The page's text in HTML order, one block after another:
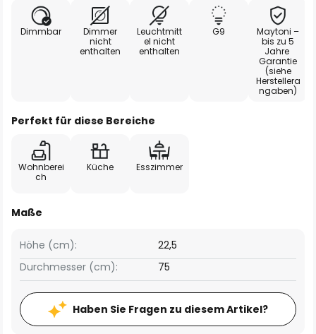
Dimmbar
Dimmer
nicht
enthalten
Leuchtmitt
el nicht
enthalten
G9
Maytoni –
bis zu 5
Jahre
Garantie
(siehe
Herstellera
ngaben)
Perfekt für diese Bereiche
Wohnberei
ch
Küche Esszimmer
Maße
Höhe (cm):
22,5
Durchmesser (cm):
75
Haben Sie Fragen zu diesem Artikel?